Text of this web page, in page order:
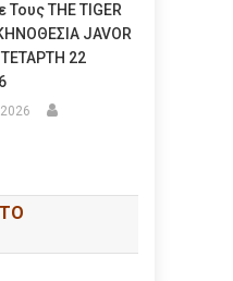
Τους THE TIGER
JAVOR
ΤΕΤΑΡΤΗ 22